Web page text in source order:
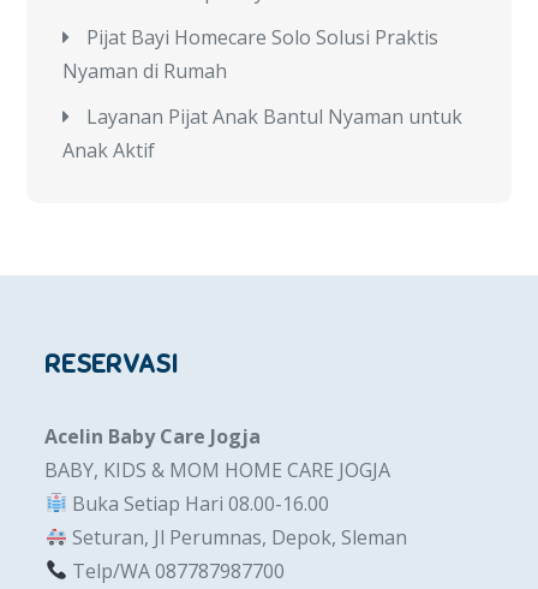
Pijat Bayi Homecare Solo Solusi Praktis
Nyaman di Rumah
Layanan Pijat Anak Bantul Nyaman untuk
Anak Aktif
RESERVASI
Acelin Baby Care Jogja
BABY, KIDS & MOM HOME CARE JOGJA
Buka Setiap Hari 08.00-16.00
Seturan, Jl Perumnas, Depok, Sleman
Telp/WA 087787987700